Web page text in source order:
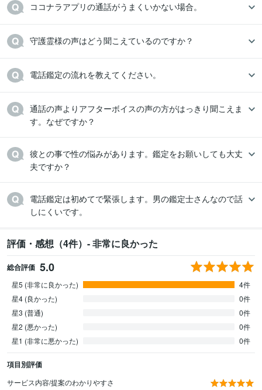
ココナラアプリの通話がうまくいかない場合。
守護霊様の声はどう聞こえているのですか？
電話鑑定の流れを教えてください。
通話の声よりアフターボイスの声の方がはっきり聞こえま
す。なぜですか？
彼との事で性の悩みがあります。鑑定をお願いしても大丈
夫ですか？
電話鑑定は初めてで緊張します。男の鑑定士さんなので話
しにくいです。
評価・感想（4件）- 非常に良かった
総合評価 5.0
星5 (非常に良かった)
4件
星4 (良かった)
0件
星3 (普通)
0件
星2 (悪かった)
0件
星1 (非常に悪かった)
0件
項目別評価
サービス内容/提案のわかりやすさ